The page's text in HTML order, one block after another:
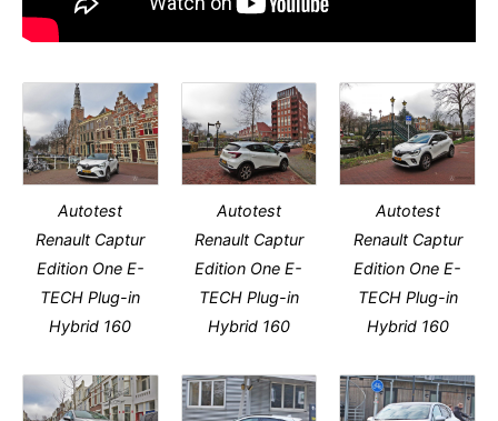
Autotest
Renault Captur
Edition One E-
TECH Plug-in
Hybrid 160
Autotest
Renault Captur
Edition One E-
TECH Plug-in
Hybrid 160
Autotest
Renault Captur
Edition One E-
TECH Plug-in
Hybrid 160